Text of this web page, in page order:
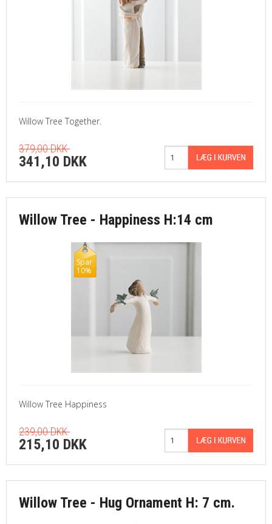
Willow Tree Together.
379,00 DKK
341,10 DKK
Willow Tree - Happiness H:14 cm
Spar
10%
Willow Tree Happiness
239,00 DKK
215,10 DKK
Willow Tree - Hug Ornament H: 7 cm.